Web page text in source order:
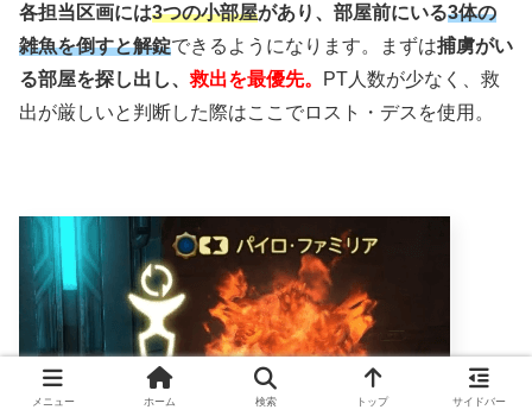
各担当区画には3つの小部屋があり、部屋前にいる3体の
雑魚を倒すと解錠できるようになります。まずは捕虜がい
る部屋を探し出し、救出を最優先。
PT人数が少なく、救
出が厳しいと判断した際はここでロスト・デスを使用。
メニュー ホーム 検索 トップ サイドバー